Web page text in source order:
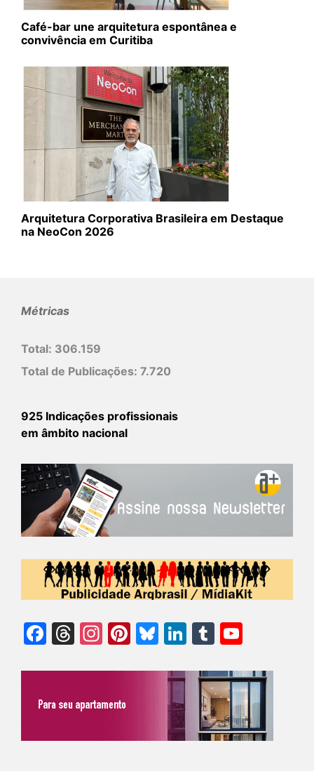
Café-bar une arquitetura espontânea e
convivência em Curitiba
Arquitetura Corporativa Brasileira em Destaque
na NeoCon 2026
Métricas
Total: 306.159
Total de Publicações: 7.720
925 Indicações profissionais
em âmbito nacional
Facebook
Threads
Instagram
Pinterest
Bluesky
LinkedIn
Tumblr